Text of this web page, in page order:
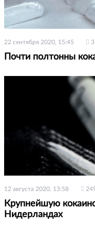
22 сентября 2020, 15:45
Почти полтонны
12 августа 2020, 13:58
Крупнейшую
Нидерландах